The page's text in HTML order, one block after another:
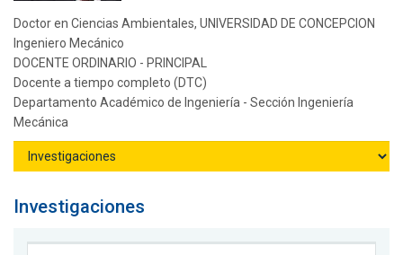
Doctor en Ciencias Ambientales, UNIVERSIDAD DE CONCEPCION
Ingeniero Mecánico
DOCENTE ORDINARIO - PRINCIPAL
Docente a tiempo completo (DTC)
Departamento Académico de Ingeniería - Sección Ingeniería
Mecánica
Investigaciones